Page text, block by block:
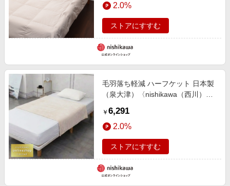
限定〉
2.0%
ストアにすすむ
毛羽落ち軽減 ハーフケット 日本製
（泉大津）〈nishikawa（西川）公
ール】
￥ 6,291
2.0%
ストアにすすむ